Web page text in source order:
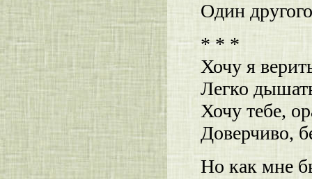
Один
* * *
Хочу я
Легко
Хочу тебе,
Доверчиво,
Но как мне